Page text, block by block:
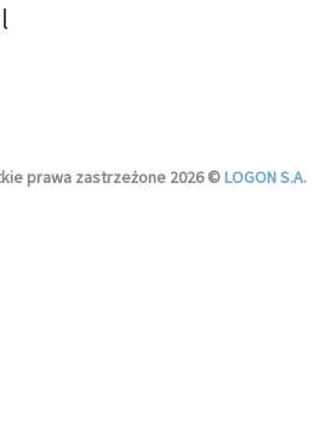
prawa zastrzeżone 2026 ©LOGON S.A.